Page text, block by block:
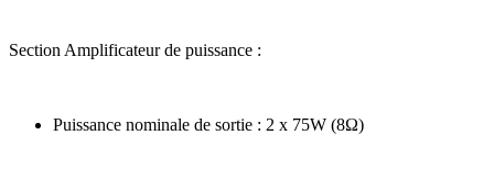
Section Amplificateur de puissance :
Puissance nominale de sortie : 2 x 75W (8Ω)